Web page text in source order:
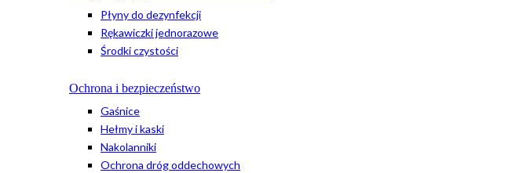
Płyny do dezynfekcji
Rękawiczki jednorazowe
Środki czystości
Ochrona i bezpieczeństwo
Gaśnice
Hełmy i kaski
Nakolanniki
Ochrona dróg oddechowych